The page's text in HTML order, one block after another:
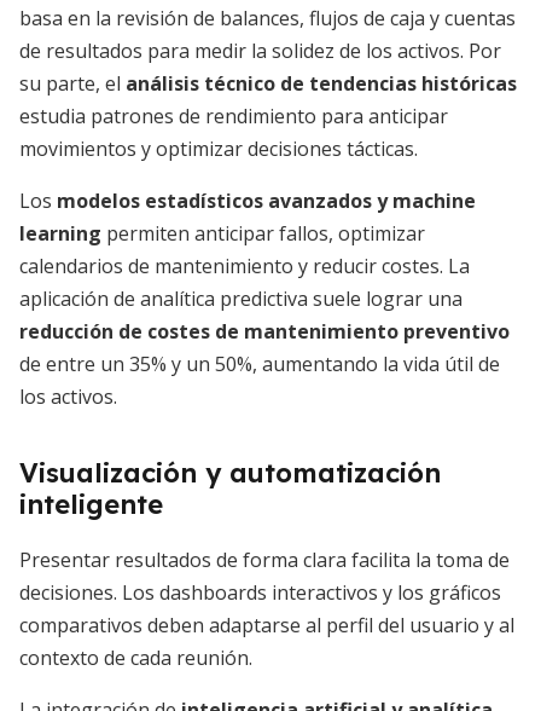
basa en la revisión de balances, flujos de caja y cuentas
de resultados para medir la solidez de los activos. Por
su parte, el análisis técnico de tendencias históricas
estudia patrones de rendimiento para anticipar
movimientos y optimizar decisiones tácticas.
Los modelos estadísticos avanzados y machine
learning permiten anticipar fallos, optimizar
calendarios de mantenimiento y reducir costes. La
aplicación de analítica predictiva suele lograr una
reducción de costes de mantenimiento preventivo
de entre un 35% y un 50%, aumentando la vida útil de
los activos.
Visualización y automatización
inteligente
Presentar resultados de forma clara facilita la toma de
decisiones. Los dashboards interactivos y los gráficos
comparativos deben adaptarse al perfil del usuario y al
contexto de cada reunión.